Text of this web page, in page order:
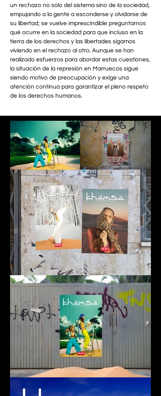
un rechazo no sólo del sistema sino de la sociedad,
empujando a la gente a esconderse y olvidarse de
su libertad; se vuelve imprescindible preguntarnos
qué ocurre en la sociedad para que incluso en la
tierra de los derechos y las libertades sigamos
viviendo en el rechazo al otro. Aunque se han
realizado esfuerzos para abordar estas cuestiones,
la situación de la represión en Marruecos sigue
siendo motivo de preocupación y exige una
atención continua para garantizar el pleno respeto
de los derechos humanos.